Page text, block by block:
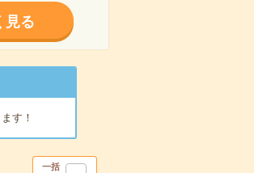
見る
す！
一括